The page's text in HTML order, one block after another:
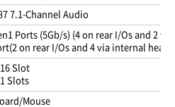
7.1-Channel Audio
Ports (5Gb/s) (4 on rear I/Os and 2
on rear I/Os and 4 via internal
Slot
Slots
Mouse